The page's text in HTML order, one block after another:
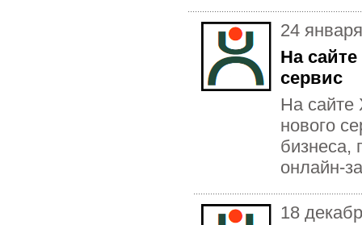
24
На
сервис
На сайте
нового
бизнеса,
онлайн-
18